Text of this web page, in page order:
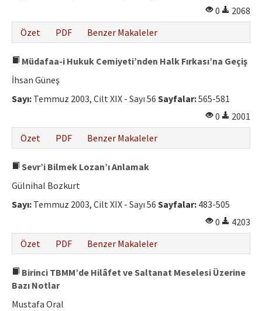
0
2068
Özet
PDF Benzer Makaleler
Müdafaa-i Hukuk Cemiyeti’nden Halk Fırkası’na Geçiş
İhsan Güneş
Sayı: Temmuz 2003, Cilt XIX - Sayı 56 Sayfalar:565-581
0
2001
Özet
PDF Benzer Makaleler
Sevr’i Bilmek Lozan’ı Anlamak
Gülnihal Bozkurt
Sayı: Temmuz 2003, Cilt XIX - Sayı 56 Sayfalar: 483-505
0
4203
Özet
PDF Benzer Makaleler
Birinci TBMM’de Hilâfet ve Saltanat Meselesi Üzerine
Bazı Notlar
Mustafa Oral